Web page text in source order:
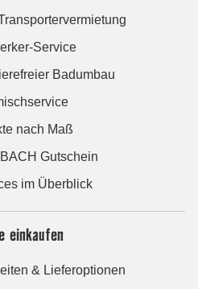
Service
Badumbau
nach Maß
Gutschein
im Überblick
einkaufen
& Lieferoptionen